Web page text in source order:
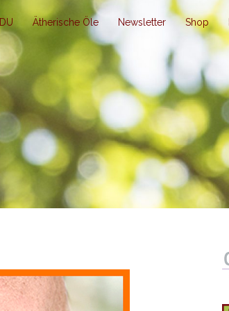
DU Ätherische Öle Newsletter Shop